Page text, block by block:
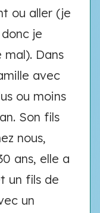
ou aller (je
je
mal). Dans
avec
ou moins
Son fils
nous,
ans, elle a
un fils de
un